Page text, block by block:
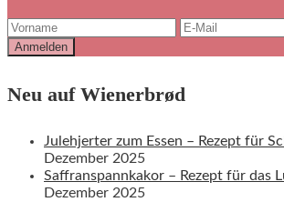
Neu auf Wienerbrød
Julehjerter zum Essen – Rezept für
Dezember 2025
Saffranspannkakor – Rezept für das
Dezember 2025